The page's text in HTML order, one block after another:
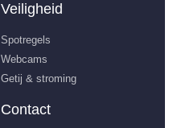
Veiligheid
Spotregels
Webcams
Getij & stroming
Contact